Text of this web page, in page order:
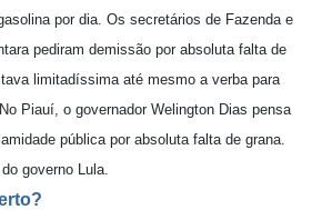
por dia. Os secretários de Fazenda e
pediram demissão por absoluta falta de
limitadíssima até mesmo a verba para
Piauí, o governador Welington Dias pensa
pública por absoluta falta de grana.
governo Lula.